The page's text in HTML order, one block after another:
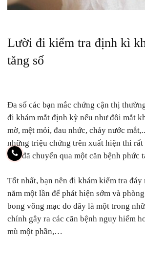
Lười đi kiểm tra định kì
tăng số
Đa số các bạn mắc chứng cận thị
đi khám mắt định kỳ nếu như đôi mắt
mờ, mệt mỏi, đau nhức, chảy nước
những triệu chứng trên xuất hiện thì rất
bạn đã chuyển qua một căn bệnh phức
Tốt nhất, bạn nên đi khám kiểm tra đáy
năm một lần để phát hiện sớm và
bong võng mạc do đây là một trong
chính gây ra các căn bệnh nguy hiểm
mù một phần,…